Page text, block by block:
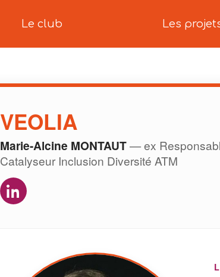
Le club Les
VEOLIA
Marie-Alcine MONTAUT— ex
Catalyseur Inclusion Diversité ATM